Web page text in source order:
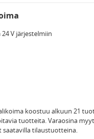
V järjestelmiin
koostuu alkuun 21
tuotteita. Varaosina
tilaustuotteina.